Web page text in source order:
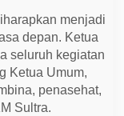
menjadi
depan. Ketua
seluruh kegiatan
Ketua Umum,
penasehat,
Sultra.